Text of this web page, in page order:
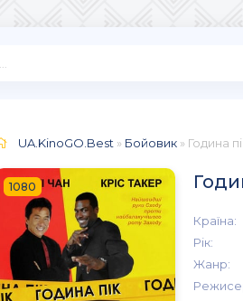
UA.KinoGO.Best » Бойовик » Година
1080
Країна:
Рік:
Жанр: